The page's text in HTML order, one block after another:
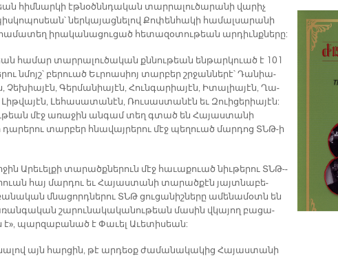
հիմ­նար­կի էթ­նօծնն­դա­կան տար­րա­լու­ծա­րա­նի վա­րիչ
ներ­կա­յաց­նե­լով Քո­փեն­հա­կի հա­մալ­սա­րա­նի
հա­մա­տեղ ի­րա­կա­նա­ցու­ցած հե­տա­զօ­տու­թեան ար­դիւնք­նե­րը:
հա­մար տար­րա­լու­ծա­կան քննու­թեան են­թար­կուած է 101
նմոյշ՝ բե­րուած Եւ­րոա­սիոյ տար­բեր շրջան­նե­րէ՝ Դա­նիա­
Չե­խիա­յէն, Գեր­մա­նիա­յէն, Հուն­գա­րիա­յէն, Ի­տա­լիա­յէն, Ղա­
Լե­հա­սա­տա­նէն, Ռո­ւսաստանէն եւ Զուի­ցե­րիա­յէն:
մէջ ա­ռա­ջին ան­գամ տեղ գտած են Հա­յաս­տա­նի
տար­բեր հնա­վայ­րե­րու մէջ պե­ղուած մար­դոց ՏՆԹ-­ի
Ա­րե­ւել­քի տա­րածք­նե­րուն մէջ հա­ւա­քուած նիւ­թե­րու ՏՆԹ-­
հայ մար­դու եւ Հա­յաս­տա­նի տա­րած­քէն յայտ­նա­բե­
մնա­ցորդ­նե­րու ՏՆԹ ցու­ցա­նիշ­ները ա­մե­նա­մօտն են
շա­րու­նա­կա­կա­նու­թեան մա­սին վկա­յող բա­ցա­
է»,­ պար­զա­բա­նած է Փա­ւել Ա­ւե­տի­սեա­ն:
այն հար­ցին, թէ ար­դեօք ժա­մա­նա­կա­կից Հա­յաս­տա­նի